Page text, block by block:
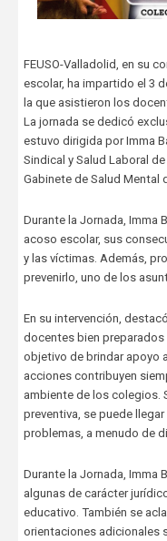
FEUSO-Valladolid, en su
escolar, ha impartido el 3
la que asistieron los
La jornada se dedicó
estuvo dirigida por Imma
Sindical y Salud Laboral
Gabinete de Salud Mental
Durante la Jornada, Imma
acoso escolar, sus
y las víctimas. Además,
prevenirlo, uno de los
En su intervención,
docentes bien preparados
objetivo de brindar apoyo
acciones contribuyen
ambiente de los colegios.
preventiva, se puede
problemas, a menudo de
Durante la Jornada, Imma
algunas de carácter
educativo. También se
orientaciones adicionales